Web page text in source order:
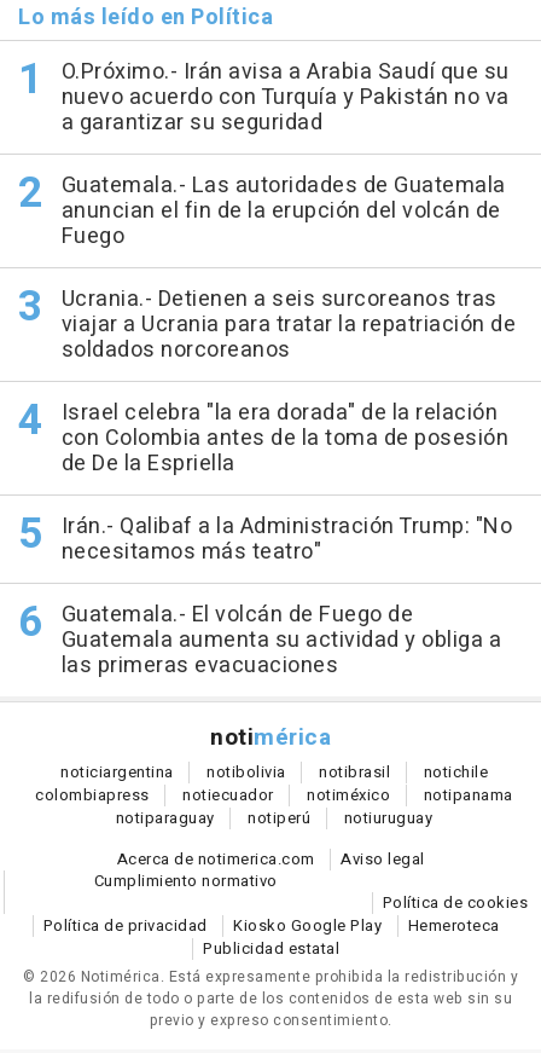
Lo más leído en Política
O.Próximo.- Irán avisa a Arabia Saudí que su
nuevo acuerdo con Turquía y Pakistán no va
a garantizar su seguridad
Guatemala.- Las autoridades de Guatemala
anuncian el fin de la erupción del volcán de
Fuego
Ucrania.- Detienen a seis surcoreanos tras
viajar a Ucrania para tratar la repatriación de
soldados norcoreanos
Israel celebra "la era dorada" de la relación
con Colombia antes de la toma de posesión
de De la Espriella
Irán.- Qalibaf a la Administración Trump: "No
necesitamos más teatro"
Guatemala.- El volcán de Fuego de
Guatemala aumenta su actividad y obliga a
las primeras evacuaciones
notimérica
noticiargentina notibolivia notibrasil notichile
colombiapress notiecuador notiméxico notipanama
notiparaguay notiperú notiuruguay
Acerca de notimerica.com
Aviso legal
Cumplimiento normativo
Política de cookies
Política de privacidad
Kiosko Google Play
Hemeroteca
Publicidad estatal
© 2026 Notimérica. Está expresamente prohibida la redistribución y
la redifusión de todo o parte de los contenidos de esta web sin su
previo y expreso consentimiento.